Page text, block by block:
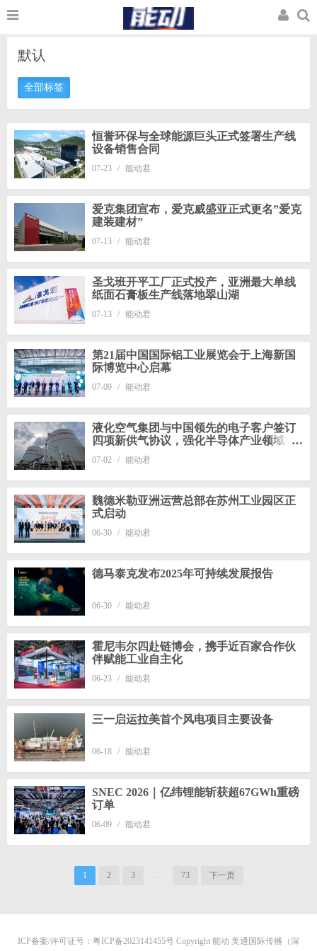
默认
全部标签
恒誉环保与全球能源巨头正式签署生产线
设备销售合同
07-23 / 能动君
爱克集团宣布，爱克威盛亚正式更名”爱克
建装建材”
07-13 / 能动君
圣戈班开平工厂正式投产，亚洲最大单线
纸面石膏板生产线落地翠山湖
07-13 / 能动君
第21届中国国际铝工业展览会于上海新国
际博览中心启幕
07-09 / 能动君
液化空气集团与中国领先的电子客户签订
四项新供气协议，强化半导体产业领域布
07-02 / 能动君
魏德米勒亚洲运营总部在苏州工业园区正
式启动
06-30 / 能动君
德马泰克发布2025年可持续发展报告
06-30 / 能动君
霍尼韦尔四赴链博会，携手近百家合作伙
伴赋能工业自主化
06-23 / 能动君
三一启运拉美首个风电项目主要设备
06-18 / 能动君
SNEC 2026｜亿纬锂能斩获超67GWh重磅
订单
06-09 / 能动君
1 2 3 ... 73 下一页
ICP备案/许可证号： 粤ICP备2023141455号 Copyright 能动 美通国际传播（深